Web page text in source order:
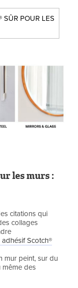
SÛR POUR LES
les murs :
citations qui
collages
adhésif Scotch®
mur peint, sur du
même des